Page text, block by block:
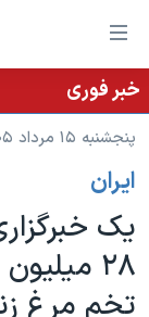
لینکهای
قابل
دسترسی
جهش
محتوای
اصلی
جهش
به
صفحه
خانه
نسخه سبک
موضوع ها
ایران
آمریکا
جهان
برنامه های
جدول برنامه ها
صفحه‌های ویژه
خبر فوری
پنجشنبه ۱۵ مرداد ۱۴۰۵ ایران ۰۵:۰۸
ايران
یک
۲۸
تخم مرغ